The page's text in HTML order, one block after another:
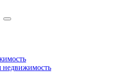
недвижимость